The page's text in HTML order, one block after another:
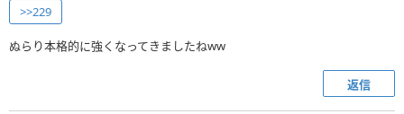
>>229
ぬらり本格的に強くなってきましたねww
返信